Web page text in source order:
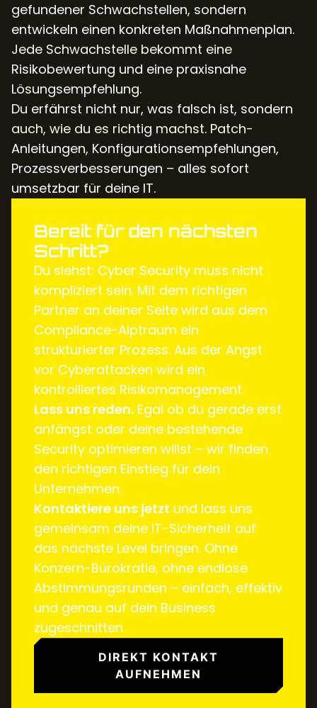
gefundener Schwachstellen, sondern
entwickeln einen konkreten Maßnahmenplan.
Jede Schwachstelle bekommt eine
Risikobewertung und eine praxisnahe
Lösungsempfehlung.
Du erfährst nicht nur, was falsch ist, sondern
auch, wie du es richtig machst. Patch-
Anleitungen, Konfigurationsempfehlungen,
Prozessverbesserungen – alles sofort
umsetzbar für deine IT.
Bereit für den nächsten
Schritt?
Du siehst: Cyber Security muss nicht
kompliziert sein. Mit dem richtigen
Partner an deiner Seite wird aus dem
Compliance-Alptraum ein
strukturierter Prozess. Aus der Angst
vor Cyberattacken wird ein
kontrolliertes Risikomanagement.
Lass uns reden. Egal ob du gerade erst
anfängst oder deine bestehende
Security optimieren willst – wir finden
den richtigen Einstieg für dein
Unternehmen.
Kontaktiere uns jetzt und lass uns
gemeinsam deine IT-Sicherheit auf
das nächste Level bringen. Ohne
Konzern-Bürokratie, ohne endlose
Abstimmungsrunden – einfach, effektiv
und genau auf dein Business
zugeschnitten.
DIREKT KONTAKT
AUFNEHMEN